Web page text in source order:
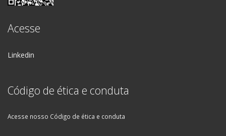
Acesse
Linkedin
Código de ética e conduta
Acesse nosso Código de ética e conduta